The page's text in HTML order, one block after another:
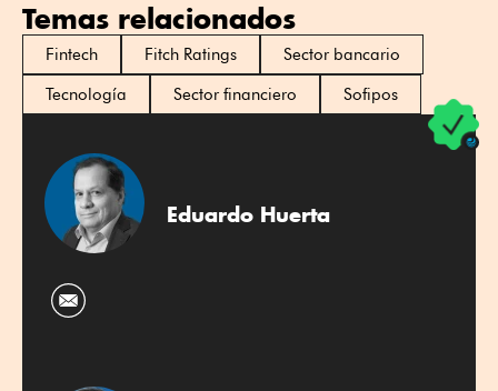
Temas relacionados
Fintech Fitch Ratings
Sector bancario
Tecnología
Sector financiero Sofipos
Eduardo Huerta